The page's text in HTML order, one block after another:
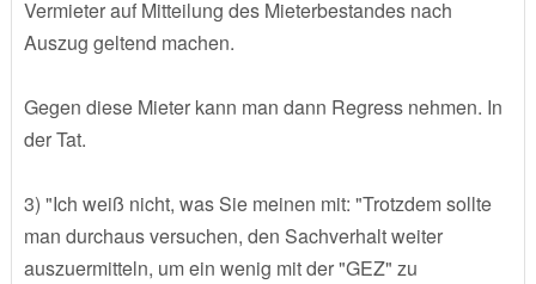
Vermieter auf Mitteilung des Mieterbestandes nach
Auszug geltend machen.
Gegen diese Mieter kann man dann Regress nehmen. In
der Tat.
3) "Ich weiß nicht, was Sie meinen mit: "Trotzdem sollte
man durchaus versuchen, den Sachverhalt weiter
auszuermitteln, um ein wenig mit der "GEZ" zu